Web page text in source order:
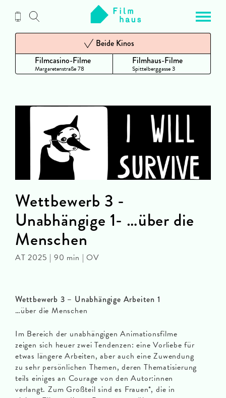
Inhalt
Filmcasino-Filme
Margaretenstraße 78
Beide Kinos
Filmhaus-Filme
Spittelberggasse 3
Wettbewerb 3 – Unabhängige Arbeiten 1
…über die Menschen
Im Bereich der unabhängigen Animationsfilme
zeigen sich heuer zwei Tendenzen: eine Vorliebe für
etwas längere Arbeiten, aber auch eine Zuwendung
zu sehr persönlichen Themen, deren Thematisierung
teils einiges an Courage von den Autor:innen
verlangt. Zum Großteil sind es Frauen*, die in
Wettbewerb 3 -
Unabhängige 1- …über die
Menschen
AT 2025 | 90 min | OV